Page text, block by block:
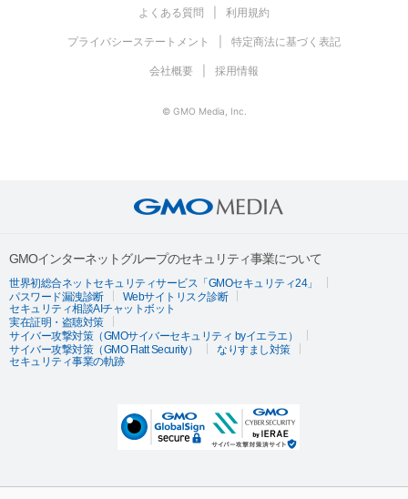
よくある質問 利用規約
プライバシーステートメント 特定商法に基づく表記
会社概要 採用情報
© GMO Media, Inc.
GMOインターネットグループのセキュリティ事業について
世界初総合ネットセキュリティサービス「GMOセキュリティ24」
パスワード漏洩診断
Webサイトリスク診断
セキュリティ相談AIチャットボット
実在証明・盗聴対策
サイバー攻撃対策（GMOサイバーセキュリティ byイエラエ）
サイバー攻撃対策（GMO Flatt Security）
なりすまし対策
セキュリティ事業の軌跡